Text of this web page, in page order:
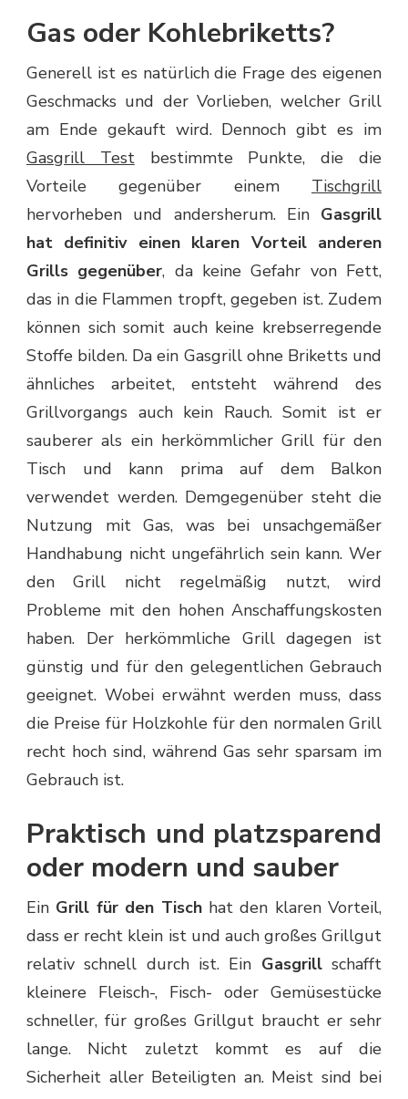
Gas oder Kohlebriketts?
Generell ist es natürlich die Frage des eigenen
Geschmacks und der Vorlieben, welcher Grill
am Ende gekauft wird. Dennoch gibt es im
Gasgrill Testbestimmte Punkte, die die
Vorteile gegenüber einem Tischgrill
hervorheben und andersherum. Ein Gasgrill
hat definitiv einen klaren Vorteil anderen
Grills gegenüber, da keine Gefahr von Fett,
das in die Flammen tropft, gegeben ist. Zudem
können sich somit auch keine krebserregende
Stoffe bilden. Da ein Gasgrill ohne Briketts und
ähnliches arbeitet, entsteht während des
Grillvorgangs auch kein Rauch. Somit ist er
sauberer als ein herkömmlicher Grill für den
Tisch und kann prima auf dem Balkon
verwendet werden. Demgegenüber steht die
Nutzung mit Gas, was bei unsachgemäßer
Handhabung nicht ungefährlich sein kann. Wer
den Grill nicht regelmäßig nutzt, wird
Probleme mit den hohen Anschaffungskosten
haben. Der herkömmliche Grill dagegen ist
günstig und für den gelegentlichen Gebrauch
geeignet. Wobei erwähnt werden muss, dass
die Preise für Holzkohle für den normalen Grill
recht hoch sind, während Gas sehr sparsam im
Gebrauch ist.
Praktisch und platzsparend
oder modern und sauber
Ein Grill für den Tischhat den klaren Vorteil,
dass er recht klein ist und auch großes Grillgut
relativ schnell durch ist. Ein Gasgrillschafft
kleinere Fleisch-, Fisch- oder Gemüsestücke
schneller, für großes Grillgut braucht er sehr
lange. Nicht zuletzt kommt es auf die
Sicherheit aller Beteiligten an. Meist sind bei